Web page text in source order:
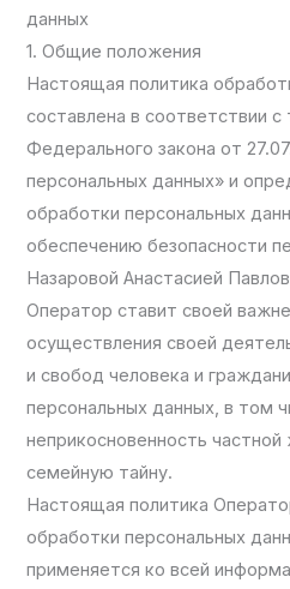
данных
1. Общие положения
Настоящая политика
составлена в соответствии
Федерального закона от
персональных данных» и
обработки персональных
обеспечению безопасности
Назаровой Анастасией
Оператор ставит своей
осуществления своей
и свобод человека и
персональных данных, в том
неприкосновенность частной
семейную тайну.
Настоящая политика
обработки персональных
применяется ко всей